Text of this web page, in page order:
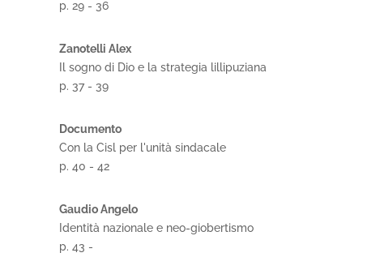
p. 29 - 36
Zanotelli Alex
Il sogno di Dio e la strategia lillipuziana
p. 37 - 39
Documento
Con la Cisl per l'unità sindacale
p. 40 - 42
Gaudio Angelo
Identità nazionale e neo-giobertismo
p. 43 -